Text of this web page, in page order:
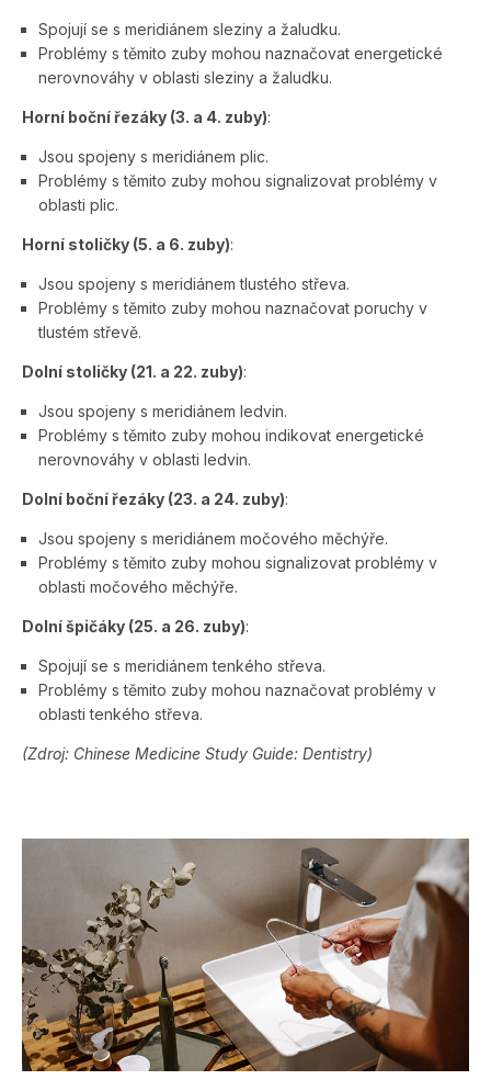
Spojují se s meridiánem sleziny a žaludku.
Problémy s těmito zuby mohou naznačovat energetické
nerovnováhy v oblasti sleziny a žaludku.
Horní boční řezáky (3. a 4. zuby):
Jsou spojeny s meridiánem plic.
Problémy s těmito zuby mohou signalizovat problémy v
oblasti plic.
Horní stoličky (5. a 6. zuby):
Jsou spojeny s meridiánem tlustého střeva.
Problémy s těmito zuby mohou naznačovat poruchy v
tlustém střevě.
Dolní stoličky (21. a 22. zuby):
Jsou spojeny s meridiánem ledvin.
Problémy s těmito zuby mohou indikovat energetické
nerovnováhy v oblasti ledvin.
Dolní boční řezáky (23. a 24. zuby):
Jsou spojeny s meridiánem močového měchýře.
Problémy s těmito zuby mohou signalizovat problémy v
oblasti močového měchýře.
Dolní špičáky (25. a 26. zuby):
Spojují se s meridiánem tenkého střeva.
Problémy s těmito zuby mohou naznačovat problémy v
oblasti tenkého střeva.
(Zdroj: Chinese Medicine Study Guide: Dentistry)